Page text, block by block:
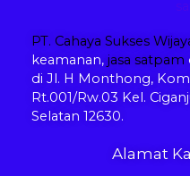
PT. Cahaya Sukses
keamanan, jasa satpam
di Jl. H Monthong,
Rt.001/Rw.03 Kel.
Selatan 12630.
Alamat